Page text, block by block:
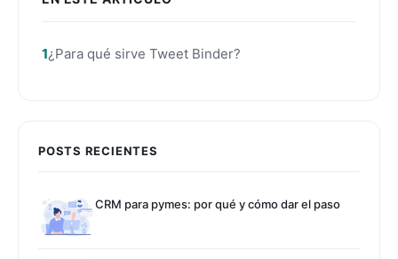
¿Para qué sirve Tweet Binder?
POSTS RECIENTES
CRM para pymes: por qué y cómo dar el paso